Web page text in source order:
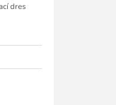
dres